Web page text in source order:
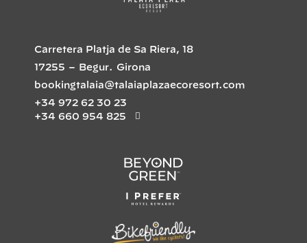
Carretera Platja de Sa Riera, 18
17255 – Begur. Girona
bookingtalaia@talaiaplazaecoresort.com
+34 972 62 30 23
+34 660 954 825